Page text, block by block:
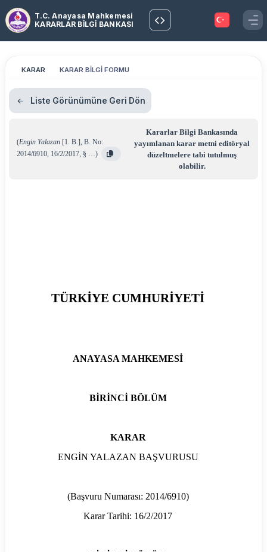
T.C. Anayasa Mahkemesi
KARARLAR BİLGİ BANKASI
KARAR KARAR BİLGİ FORMU
Liste Görünümüne Geri Dön
(Engin Yalazan [1. B.], B. No:
2014/6910, 16/2/2017, § …)
Kararlar Bilgi Bankasında
yayımlanan karar metni editöryal
düzeltmelere tabi tutulmuş
olabilir.